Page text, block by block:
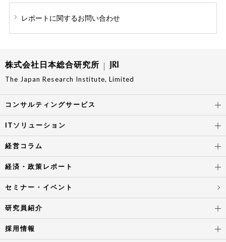
レポートに関するお問い合わせ
株式会社日本総合研究所
The Japan Research Institute, Limited
コンサルティングサービス
ITソリューション
経営コラム
経済・政策レポート
セミナー・イベント
研究員紹介
採用情報